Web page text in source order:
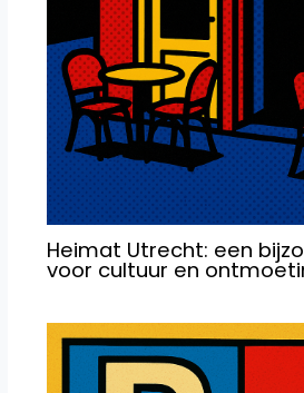
Heimat Utrecht: een
voor cultuur en